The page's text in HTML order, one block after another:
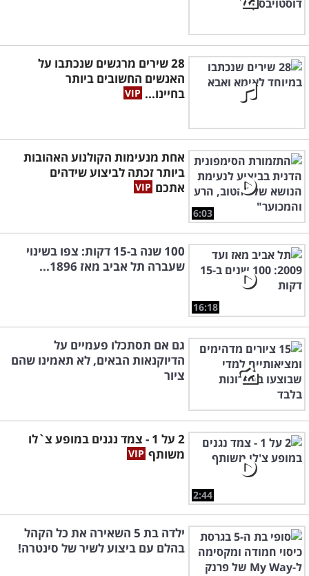
28 שירים מרגשים שנכתבו על
האנשים החשובים ביותר
בחיינו...
6:03
אחת מנעימות הקולנוע האהובות
ביותר זכתה לביצוע שידהים
אתכם
16:18
100 שנה ב-15 דקות: צפו בשינוי
שעברה תל אביב מאז 1896...
גם אם תסתכלו פעמיים על
הדיוקנאות הבאים, לא תאמינו שהם
ציור
2:44
2 על 1 - צמד נגנים במופע צ`לו
משותף
ילדה בת 5 השאירה את כל הקהל
בהלם עם ביצוע לשיר של סינטרה!